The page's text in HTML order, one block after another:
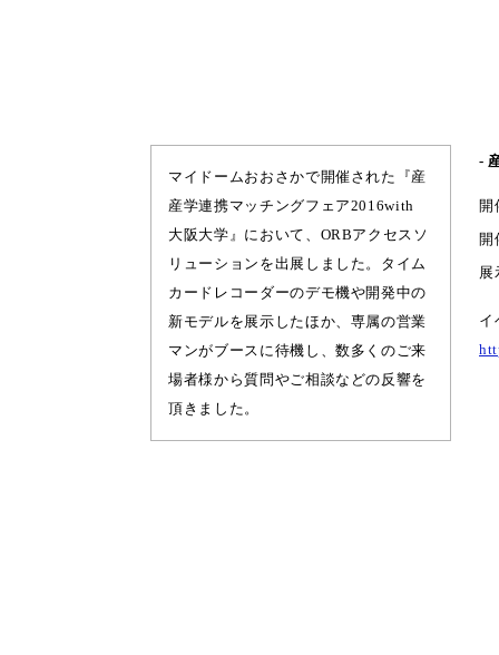
マイドームおおさかで開催された『産
産学連携マッチングフェア2016with
大阪大学』において、ORBアクセスソ
リューションを出展しました。タイム
カードレコーダーのデモ機や開発中の
新モデルを展示したほか、専属の営業
マンがブースに待機し、数多くのご来
場者様から質問やご相談などの反響を
頂きました。
-
開
開
展
イ